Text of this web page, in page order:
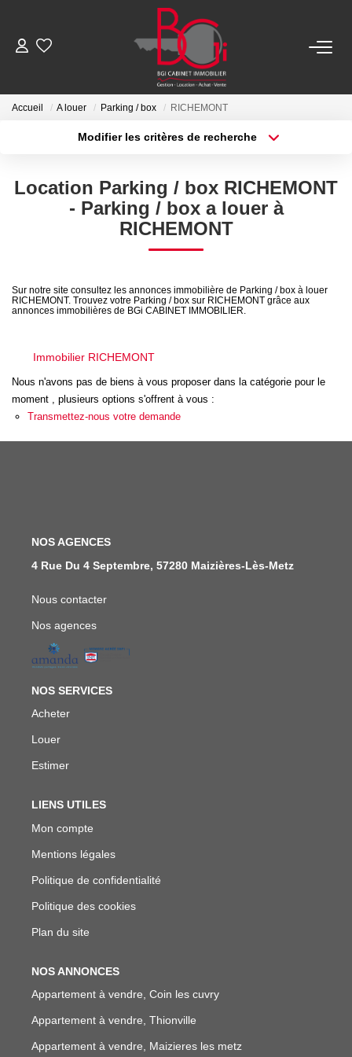
ACHETER
Ancien
LOUER
Télécharger Le Dossier De Location
FAIRE GÉRER
NOS AGENCES
Accueil A louer Parking / box RICHEMONT
Modifier les critères de recherche
Sélectionnez...
Type de bien
Surface min
Location Parking / box RICHEMONT
- Parking / box a louer à
RICHEMONT
Sur notre site consultez les annonces immobilière de Parking / box à louer
RICHEMONT. Trouvez votre Parking / box sur RICHEMONT grâce aux
annonces immobilières de BGi CABINET IMMOBILIER.
Immobilier RICHEMONT
Nous n'avons pas de biens à vous proposer dans la catégorie pour le
moment , plusieurs options s'offrent à vous :
Transmettez-nous votre demande
NOS AGENCES
4 Rue Du 4 Septembre, 57280 Maizières-Lès-Metz
Nous contacter
Nos agences
NOS SERVICES
Acheter
Louer
Estimer
LIENS UTILES
Mon compte
Mentions légales
Politique de confidentialité
Politique des cookies
Plan du site
NOS ANNONCES
Appartement à vendre, Coin les cuvry
Appartement à vendre, Thionville
Appartement à vendre, Maizieres les metz